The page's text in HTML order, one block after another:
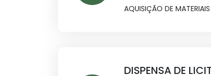
AQUISIÇÃO DE
DISPENSA DE